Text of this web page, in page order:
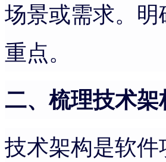
场景或需求。
重点。
二、梳理技术架
技术架构是软